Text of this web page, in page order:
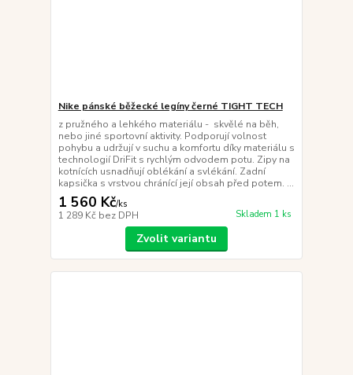
Nike pánské běžecké legíny černé TIGHT TECH
z pružného a lehkého materiálu - skvělé na běh,
nebo jiné sportovní aktivity. Podporují volnost
pohybu a udržují v suchu a komfortu díky materiálu s
technologií DriFit s rychlým odvodem potu. Zipy na
kotnících usnadňují oblékání a svlékání. Zadní
kapsička s vrstvou chránící její obsah před potem. ...
1 560 Kč/ks
1 289 Kč bez DPH Skladem 1 ks
Zvolit variantu